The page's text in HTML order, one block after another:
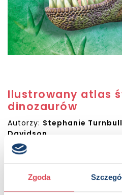
Zgoda
Ilustrowany atlas
dinozaurów
Autorzy: Stephanie Turnbull
Davidson
Sugerowana cena
Dostępna:
KUP NA SWIATKSIAZKI.PL